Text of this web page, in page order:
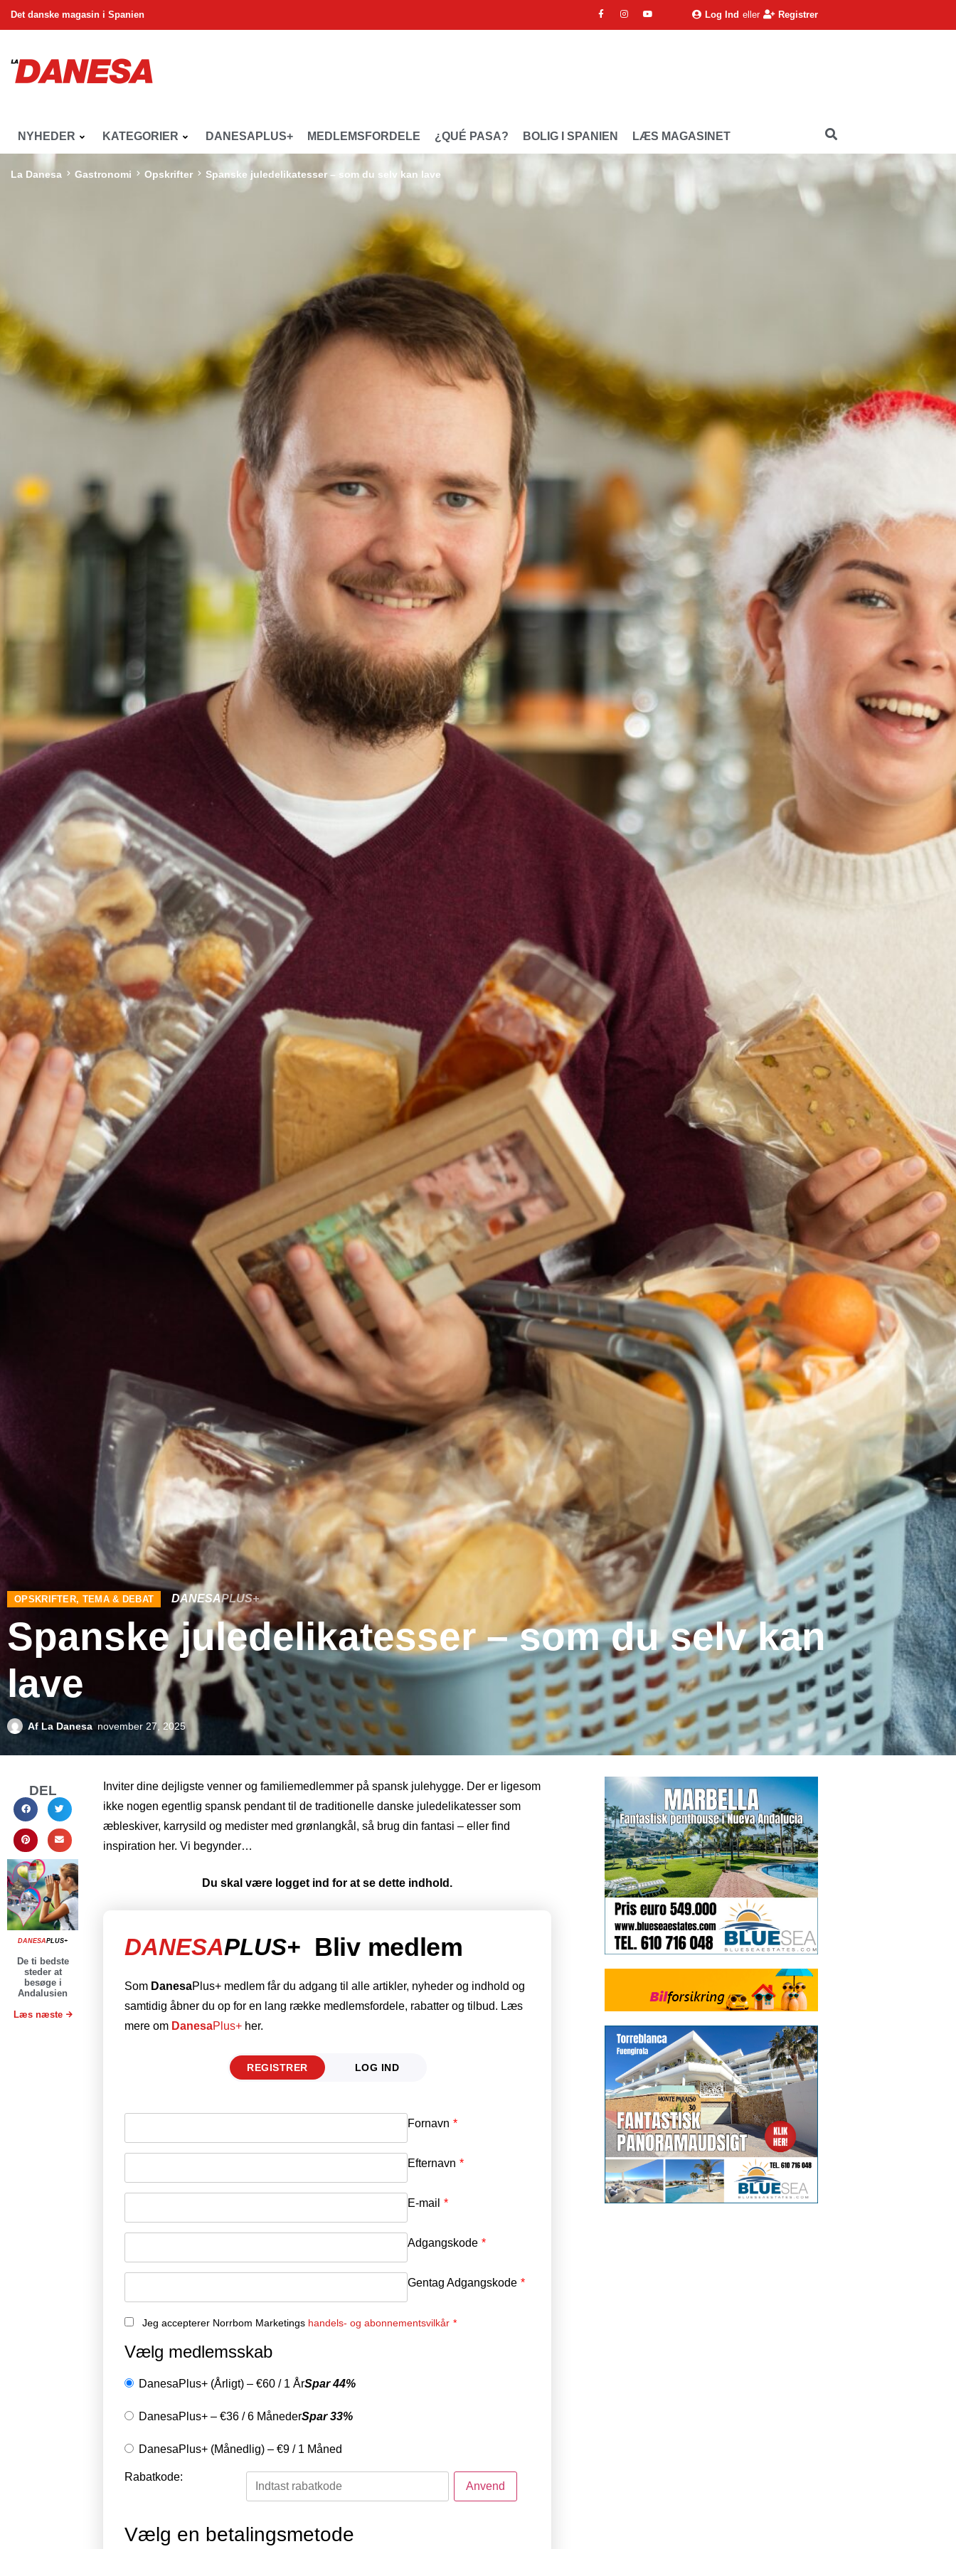
Det danske magasin i Spanien Log Ind eller Registrer
NYHEDER KATEGORIER DANESAPLUS+ MEDLEMSFORDELE ¿QUÉ PASA? BOLIG I SPANIEN LÆS MAGASINET
La Danesa Gastronomi Opskrifter Spanske juledelikatesser – som du selv kan lave
OPSKRIFTER, TEMA & DEBAT DANESAPLUS+
Spanske juledelikatesser – som du selv kan
lave
Af La Danesa november 27, 2025
DEL
DANESAPLUS+
De ti bedste
steder at
besøge i
Andalusien
Læs næste
Inviter dine dejligste venner og familiemedlemmer på spansk julehygge. Der er ligesom
ikke nogen egentlig spansk pendant til de traditionelle danske juledelikatesser som
æbleskiver, karrysild og medister med grønlangkål, så brug din fantasi – eller find
inspiration her. Vi begynder…
Du skal være logget ind for at se dette indhold.
DANESAPLUS+ Bliv medlem
Som DanesaPlus+ medlem får du adgang til alle artikler, nyheder og indhold og
samtidig åbner du op for en lang række medlemsfordele, rabatter og tilbud. Læs
mere om DanesaPlus+ her.
REGISTRER LOG IND
Fornavn *
Efternavn *
E-mail *
Adgangskode *
Gentag Adgangskode *
Jeg accepterer Norrbom Marketings handels- og abonnementsvilkår *
Vælg medlemsskab
DanesaPlus+ (Årligt) – €60 / 1 ÅrSpar 44%
DanesaPlus+ – €36 /6 MånederSpar 33%
DanesaPlus+ (Månedlig) – €9 / 1 Måned
Rabatkode:
Vælg en betalingsmetode
E-mail
Adgangskode